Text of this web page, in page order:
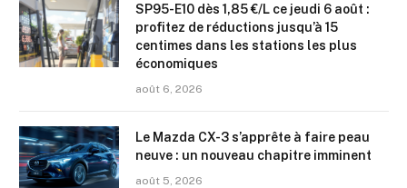
SP95-E10 dès 1,85 €/L ce jeudi 6 août :
profitez de réductions jusqu’à 15
centimes dans les stations les plus
économiques
août 6, 2026
Le Mazda CX-3 s’apprête à faire peau
neuve : un nouveau chapitre imminent
août 5, 2026